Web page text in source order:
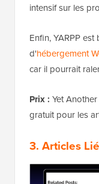
intensif sur les
Enfin, YARPP
d'hébergement
car il pourrait
Prix : Yet
gratuit pour les
3. Articles